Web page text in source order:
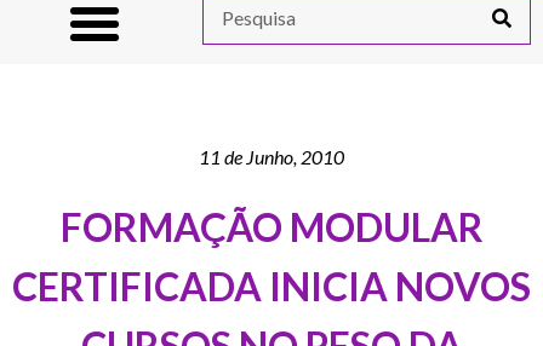
11 de Junho, 2010
FORMAÇÃO MODULAR
CERTIFICADA INICIA NOVOS